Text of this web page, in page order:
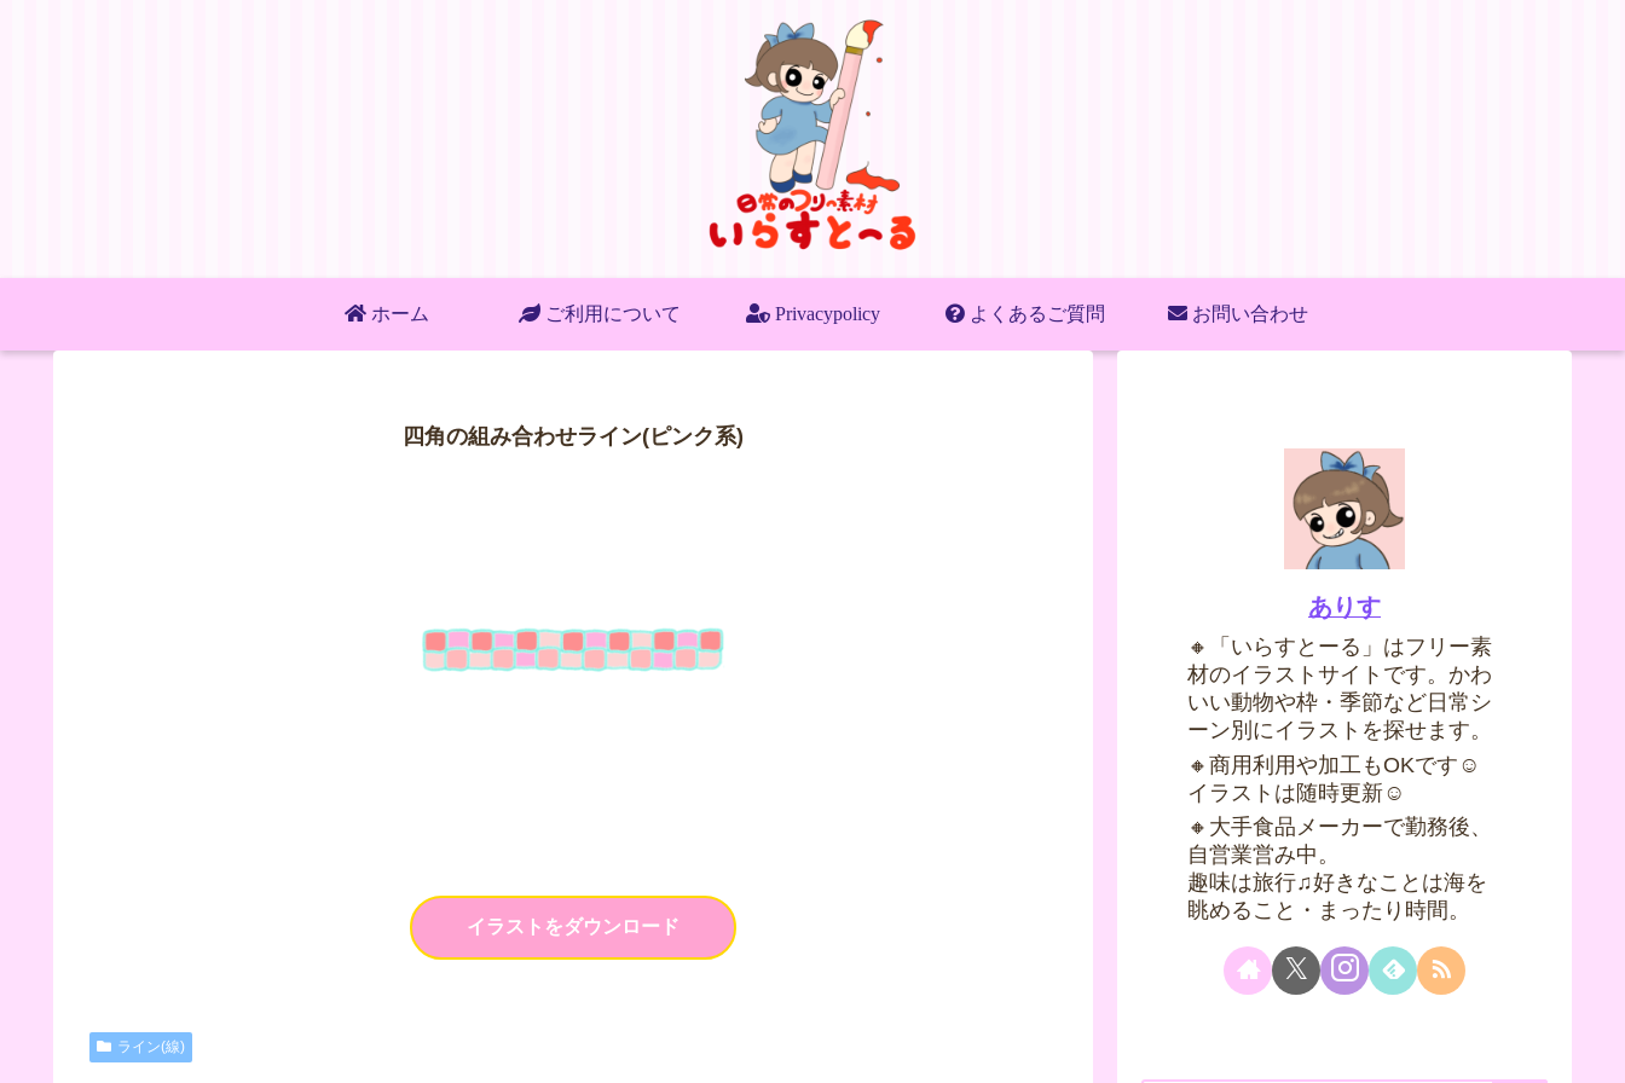
ホーム ご利用について Privacypolicy よくあるご質問 お問い合わせ
四角の組み合わせライン(ピンク系)
イラストをダウンロード
ライン(線)
ありす
🔸「いらすとーる」はフリー素
材のイラストサイトです。かわ
いい動物や枠・季節など日常シ
ーン別にイラストを探せます。
🔸商用利用や加工もOKです☺
イラストは随時更新☺
🔸大手食品メーカーで勤務後、
自営業営み中。
趣味は旅行♫好きなことは海を
眺めること・まったり時間。